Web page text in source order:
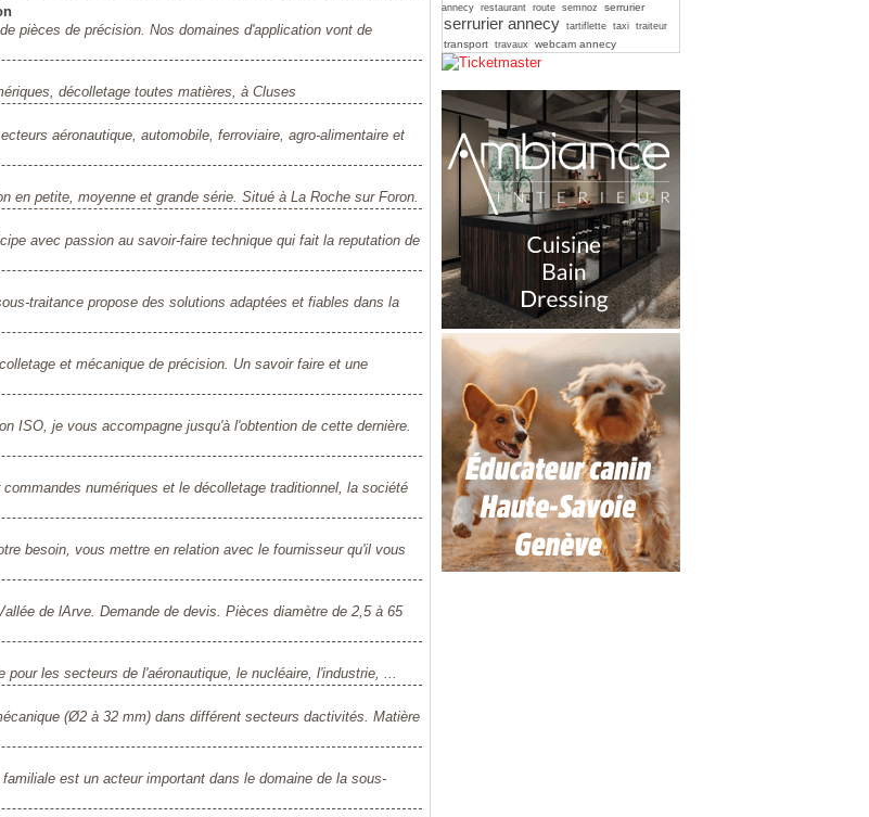
annecy restaurant route semnoz serrurier
serrurier annecy tartiflette taxi traiteur
transport travaux webcam annecy
pièces de précision. Nos domaines d'application vont de
décolletage toutes matières, à Cluses
aéronautique, automobile, ferroviaire, agro-alimentaire et
en petite, moyenne et grande série. Situé à La Roche sur Foron.
avec passion au savoir-faire technique qui fait la reputation de
traitance propose des solutions adaptées et fiables dans la
et mécanique de précision. Un savoir faire et une
ISO, je vous accompagne jusqu'à l'obtention de cette dernière.
numériques et le décolletage traditionnel, la société
besoin, vous mettre en relation avec le fournisseur qu'il vous
de lArve. Demande de devis. Pièces diamètre de 2,5 à 65
les secteurs de l'aéronautique, le nucléaire, l'industrie, ...
(Ø2 à 32 mm) dans différent secteurs dactivités. Matière
est un acteur important dans le domaine de la sous-